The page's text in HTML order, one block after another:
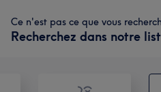
Ce n'est pas ce que vous
Recherchez dans notre